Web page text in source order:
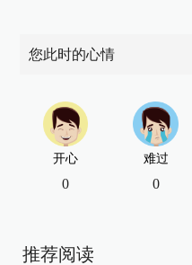
您此时的心情
开心
0
难过
0
推荐阅读